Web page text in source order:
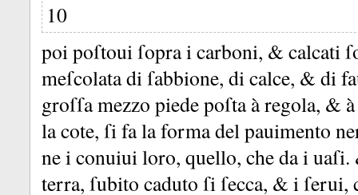
10
poi poſtoui ſopra i carboni, & calcati
meſcolata di ſabbione, di calce, & di
groſſa mezzo piede poſta à regola, &
la cote, ſi fa la forma del pauimento
ne i conuiui loro, quello, che da i uaſi.
terra, ſubito caduto ſi ſecca, & i ſerui,